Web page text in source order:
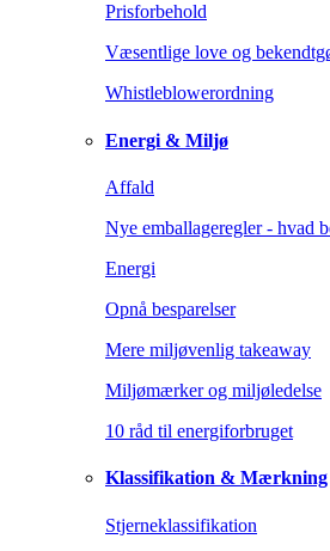
Prisforbehold
Væsentlige love og
Whistleblowerordning
Energi & Miljø
Affald
Nye emballageregler - hvad
Energi
Opnå besparelser
Mere miljøvenlig takeaway
Miljømærker og miljøledelse
10 råd til energiforbruget
Klassifikation & Mærkning
Stjerneklassifikation